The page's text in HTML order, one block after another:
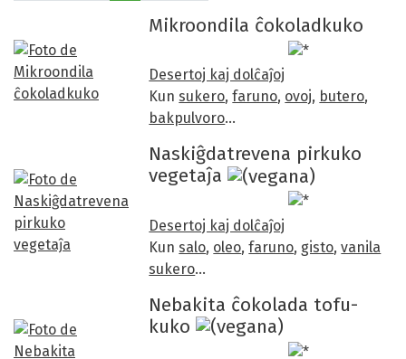
Mikroondila ĉokoladkuko
Desertoj kaj dolĉaĵoj
Kun sukero,faruno, ovoj, butero,
bakpulvoro…
Naskiĝdatrevena pirkuko
vegetaĵa
Desertoj kaj dolĉaĵoj
Kun salo, oleo,faruno, gisto,vanila
sukero…
Nebakita ĉokolada tofu-
kuko
/5